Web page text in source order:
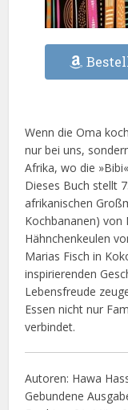
Wenn die Oma
nur bei uns,
Afrika, wo die
Dieses Buch stellt
afrikanischen
Kochbananen) von
Hähnchenkeulen
Marias Fisch in
inspirierenden
Lebensfreude
Essen nicht nur
verbindet.
Autoren: Hawa
Gebundene